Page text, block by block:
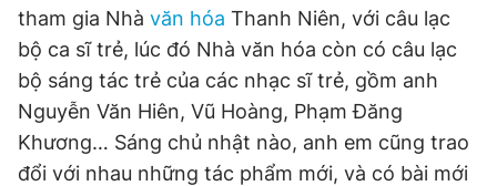
Đọc Thanh Niên trên điện thoại
tham gia Nhà văn hóa Thanh Niên, với câu lạc
bộ ca sĩ trẻ, lúc đó Nhà văn hóa còn có câu lạc
bộ sáng tác trẻ của các nhạc sĩ trẻ, gồm anh
Nguyễn Văn Hiên, Vũ Hoàng, Phạm Đăng
Khương… Sáng chủ nhật nào, anh em cũng trao
đổi với nhau những tác phẩm mới, và có bài mới